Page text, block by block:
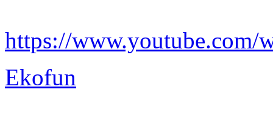
https://www.youtube.com/
Ekofun